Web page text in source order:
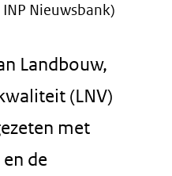
Nieuwsbank)
Landbouw,
(LNV)
met
de